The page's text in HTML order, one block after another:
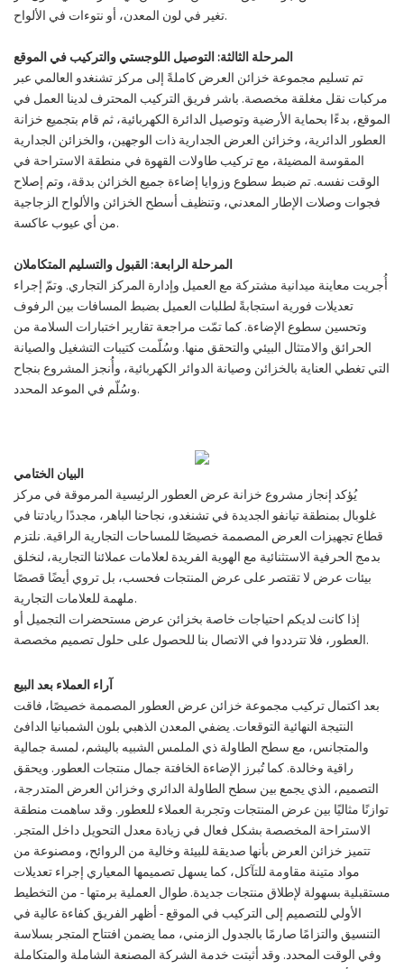
تغير في لون المعدن، أو نتوءات في الألواح.
المرحلة الثالثة: التوصيل اللوجستي والتركيب في الموقع
تم تسليم مجموعة خزائن العرض كاملةً إلى مركز تشنغدو العالمي عبر
مركبات نقل مغلقة مخصصة. باشر فريق التركيب المحترف لدينا العمل في
الموقع، بدءًا بحماية الأرضية وتوصيل الدائرة الكهربائية، ثم قام بتجميع خزانة
العطور الدائرية، وخزائن العرض الجدارية ذات الوجهين، والخزائن الجدارية
المقوسة المضيئة، مع تركيب طاولات القهوة في منطقة الاستراحة في
الوقت نفسه. تم ضبط سطوع وزوايا إضاءة جميع الخزائن بدقة، وتم إصلاح
فجوات وصلات الإطار المعدني، وتنظيف أسطح الخزائن والألواح الزجاجية
من أي عيوب عاكسة.
المرحلة الرابعة: القبول والتسليم المتكاملان
أُجريت معاينة ميدانية مشتركة مع العميل وإدارة المركز التجاري. وتمّ إجراء
تعديلات فورية استجابةً لطلبات العميل بضبط المسافات بين الرفوف
وتحسين سطوع الإضاءة. كما تمّت مراجعة تقارير اختبارات السلامة من
الحرائق والامتثال البيئي والتحقق منها. وسُلّمت كتيبات التشغيل والصيانة
التي تغطي العناية بالخزائن وصيانة الدوائر الكهربائية، وأُنجز المشروع بنجاح
وسُلّم في الموعد المحدد.
آراء العملاء بعد البيع
بعد اكتمال تركيب مجموعة خزائن عرض العطور المصممة خصيصًا، فاقت
النتيجة النهائية التوقعات. يضفي المعدن الذهبي بلون الشمبانيا الدافئ
والمتجانس، مع سطح الطاولة ذي الملمس الشبيه باليشم، لمسة جمالية
راقية وخالدة. كما تُبرز الإضاءة الخافتة جمال منتجات العطور. ويحقق
التصميم، الذي يجمع بين سطح الطاولة الدائري وخزائن العرض المتدرجة،
توازنًا مثاليًا بين عرض المنتجات وتجربة العملاء للعطور. وقد ساهمت منطقة
الاستراحة المخصصة بشكل فعال في زيادة معدل التحويل داخل المتجر.
تتميز خزائن العرض بأنها صديقة للبيئة وخالية من الروائح، ومصنوعة من
مواد متينة مقاومة للتآكل، كما يسهل تصميمها المعياري إجراء تعديلات
مستقبلية بسهولة لإطلاق منتجات جديدة. طوال العملية برمتها - من التخطيط
الأولي للتصميم إلى التركيب في الموقع - أظهر الفريق كفاءة عالية في
التنسيق والتزامًا صارمًا بالجدول الزمني، مما يضمن افتتاح المتجر بسلاسة
وفي الوقت المحدد. وقد أثبتت خدمة الشركة المصنعة الشاملة والمتكاملة
البيان الختامي
يُؤكد إنجاز مشروع خزانة عرض العطور الرئيسية المرموقة في مركز
غلوبال بمنطقة تيانفو الجديدة في تشنغدو، نجاحنا الباهر، مجددًا ريادتنا في
قطاع تجهيزات العرض المصممة خصيصًا للمساحات التجارية الراقية. نلتزم
بدمج الحرفية الاستثنائية مع الهوية الفريدة لعلامات عملائنا التجارية، لنخلق
بيئات عرض لا تقتصر على عرض المنتجات فحسب، بل تروي أيضًا قصصًا
ملهمة للعلامات التجارية.
إذا كانت لديكم احتياجات خاصة بخزائن عرض مستحضرات التجميل أو
العطور، فلا تترددوا في الاتصال بنا للحصول على حلول تصميم مخصصة.